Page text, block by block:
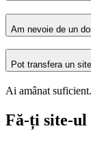
Am nevoie de un
Pot transfera un
Ai amânat suficient.
Fă-ți site-ul